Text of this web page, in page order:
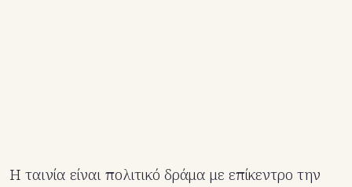
Η ταινία είναι πολιτικό δράμα με επίκεντρο την